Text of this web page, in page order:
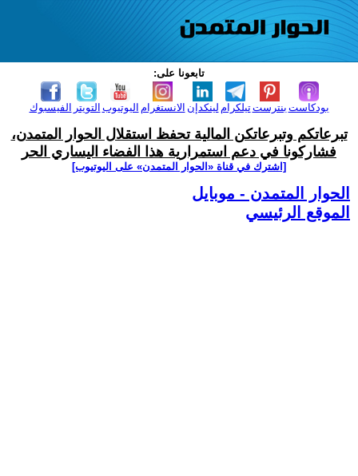
تابعونا على:
الفيسبوك التويتر اليوتيوب الانستغرام لينكدإن تيلكرامبنترست بودكاست
تبرعاتكم وتبرعاتكن المالية تحفظ استقلال الحوار المتمدن،
فشاركونا في دعم استمرارية هذا الفضاء اليساري الحر
[اشترك في قناة ‫«الحوار المتمدن» على اليوتيوب]
الحوار المتمدن - موبايل
الموقع الرئيسي